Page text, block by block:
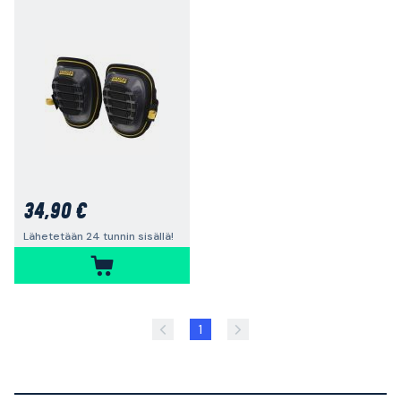
34,90 €
Lähetetään 24 tunnin sisällä!
1